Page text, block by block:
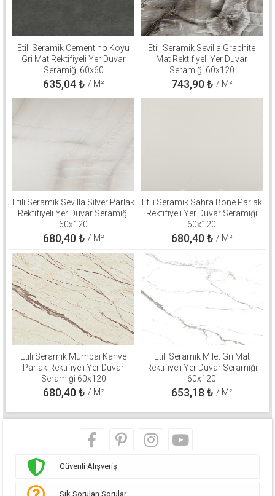
Etili Seramik Cementino Koyu
Gri Mat Rektifiyeli Yer Duvar
Seramiği 60x60
635,04₺ / M²
Etili Seramik Sevilla Graphite
Mat Rektifiyeli Yer Duvar
Seramiği 60x120
743,90₺ / M²
Etili Seramik Sevilla Silver Parlak
Rektifiyeli Yer Duvar Seramiği
60x120
680,40₺ / M²
Etili Seramik Sahra Bone Parlak
Rektifiyeli Yer Duvar Seramiği
60x120
680,40₺ / M²
Etili Seramik Mumbai Kahve
Parlak Rektifiyeli Yer Duvar
Seramiği 60x120
680,40₺ / M²
Etili Seramik Milet Gri Mat
Rektifiyeli Yer Duvar Seramiği
60x120
653,18 ₺ / M²
Güvenli Alışveriş
Sık Sorulan Sorular